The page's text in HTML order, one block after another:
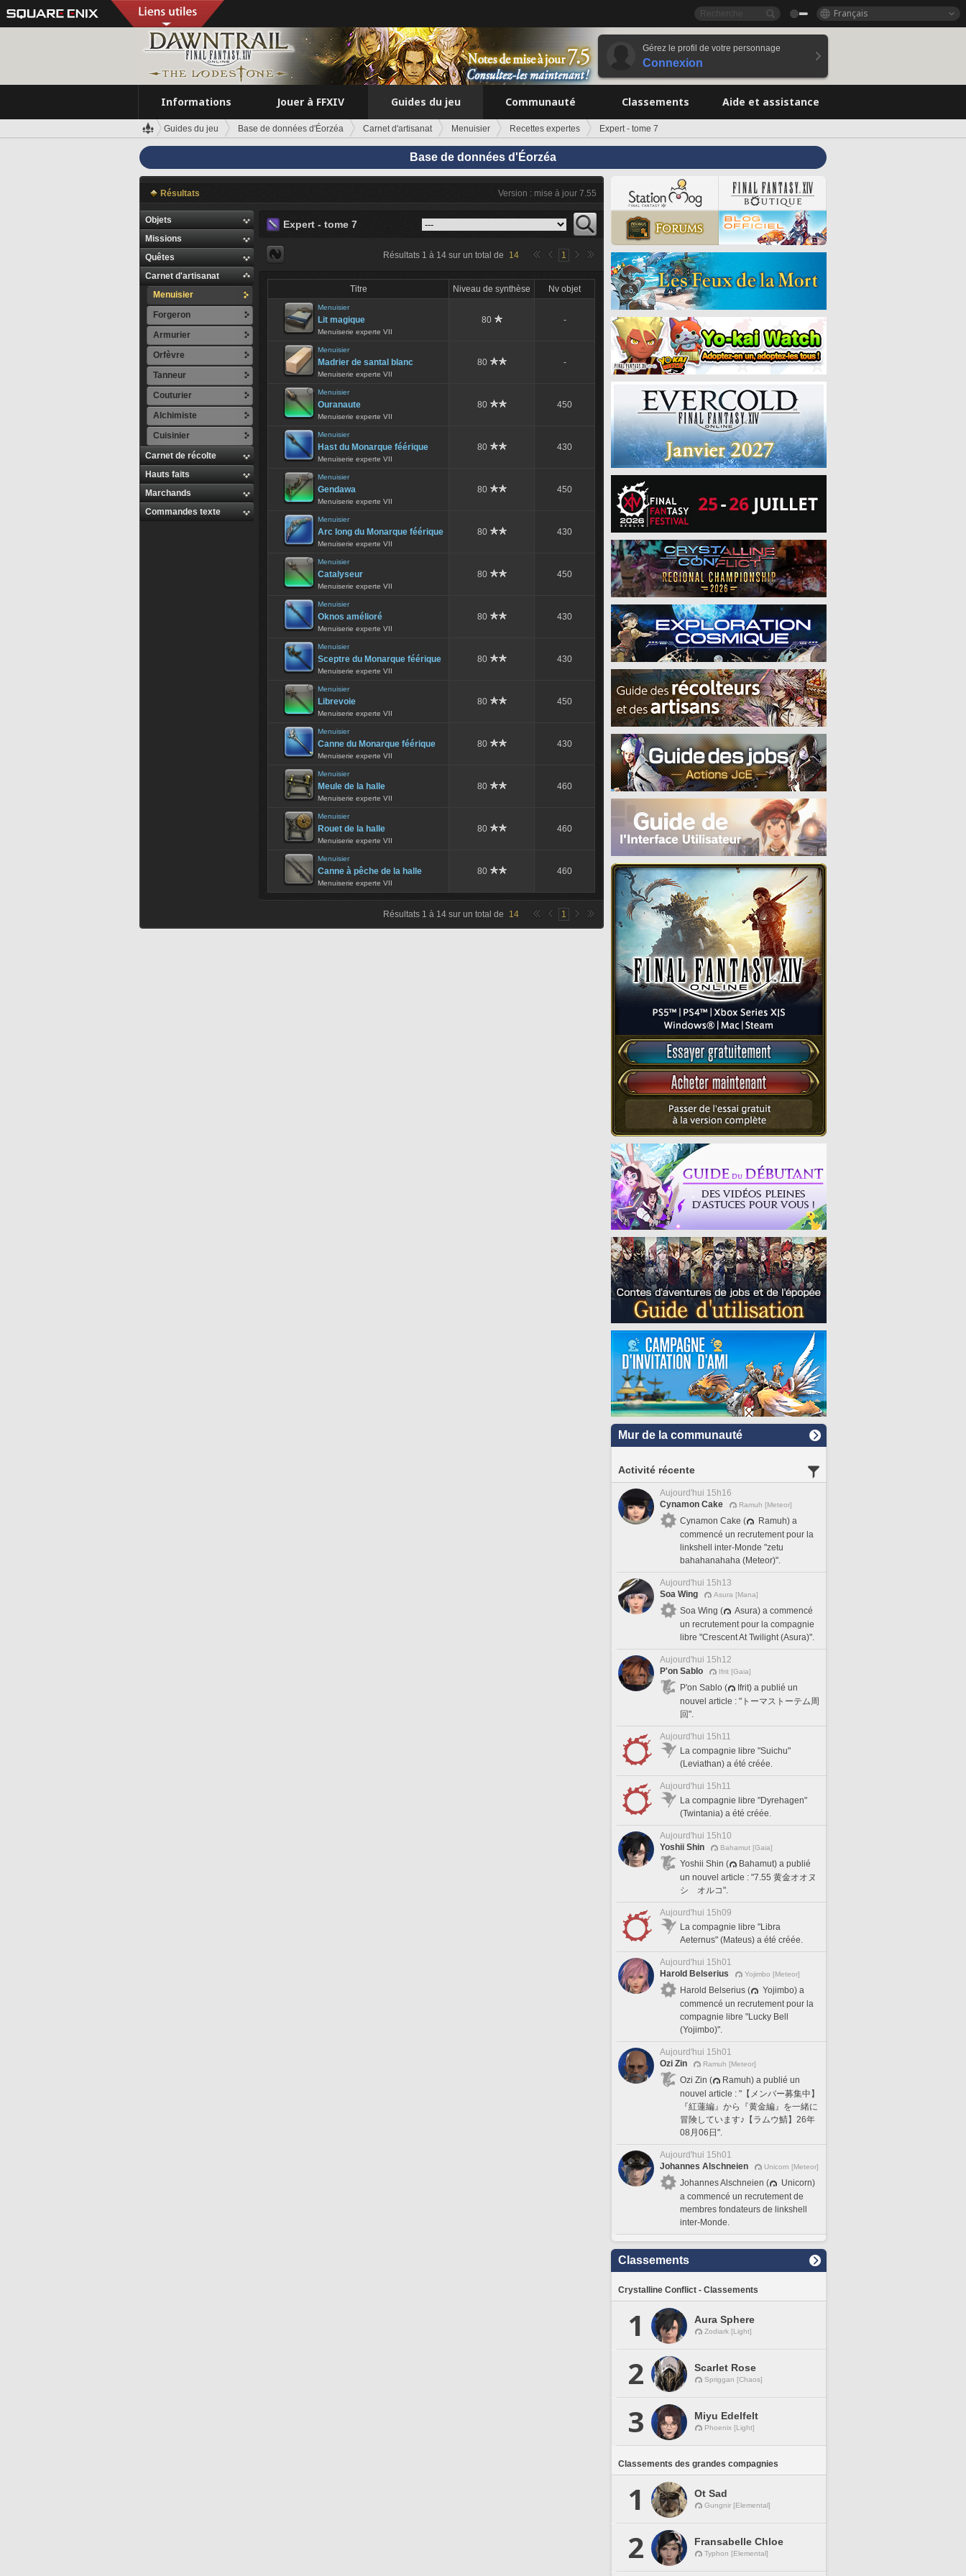
Français
Gérez le profil de votre personnage
Connexion
Informations Jouer à FFXIV Guides du jeu Communauté Classements Aide et assistance
Guides du jeu Base de données d'Éorzéa Carnet d'artisanat Menuisier Recettes expertes Expert - tome 7
Base de données d'Éorzéa
Résultats Version : mise à jour 7.55
Objets
Missions
Quêtes
Carnet d'artisanat
Menuisier
Forgeron
Armurier
Orfèvre
Tanneur
Couturier
Alchimiste
Cuisinier
Carnet de récolte
Hauts faits
Marchands
Commandes texte
Expert - tome 7
Résultats 1 à 14 sur un total de 14 1
Titre Niveau de synthèse Nv objet
Menuisier
Lit magique
Menuiserie experte VII
80 -
Menuisier
Madrier de santal blanc
Menuiserie experte VII
80 -
Menuisier
Ouranaute
Menuiserie experte VII
80 450
Menuisier
Hast du Monarque féérique
Menuiserie experte VII
80 430
Menuisier
Gendawa
Menuiserie experte VII
80 450
Menuisier
Arc long du Monarque féérique
Menuiserie experte VII
80 430
Menuisier
Catalyseur
Menuiserie experte VII
80 450
Menuisier
Oknos amélioré
Menuiserie experte VII
80 430
Menuisier
Sceptre du Monarque féérique
Menuiserie experte VII
80 430
Menuisier
Librevoie
Menuiserie experte VII
80 450
Menuisier
Canne du Monarque féérique
Menuiserie experte VII
80 430
Menuisier
Meule de la halle
Menuiserie experte VII
80 460
Menuisier
Rouet de la halle
Menuiserie experte VII
80 460
Menuisier
Canne à pêche de la halle
Menuiserie experte VII
80 460
Résultats 1 à 14 sur un total de 14 1
Mur de la communauté
Activité récente
Aujourd'hui 15h16
Cynamon Cake
Ramuh [Meteor]
Cynamon Cake (
Ramuh) a
commencé un recrutement pour la
linkshell inter-Monde "zetu
bahahanahaha (Meteor)".
Aujourd'hui 15h13
Soa Wing
Asura [Mana]
Soa Wing (
Asura) a commencé
un recrutement pour la compagnie
libre "Crescent At Twilight (Asura)".
Aujourd'hui 15h12
P'on Sablo
Ifrit [Gaia]
P'on Sablo (
Ifrit) a publié un
nouvel article : "トーマストーテム周
回".
Aujourd'hui 15h11
La compagnie libre "Suichu"
(Leviathan) a été créée.
Aujourd'hui 15h11
La compagnie libre "Dyrehagen"
(Twintania) a été créée.
Aujourd'hui 15h10
Yoshii Shin
Bahamut [Gaia]
Yoshii Shin (
Bahamut) a publié
un nouvel article : "7.55 黄金オオヌ
シ オルコ".
Aujourd'hui 15h09
La compagnie libre "Libra
Aeternus" (Mateus) a été créée.
Aujourd'hui 15h01
Harold Belserius
Yojimbo [Meteor]
Harold Belserius (
Yojimbo) a
commencé un recrutement pour la
compagnie libre "Lucky Bell
(Yojimbo)".
Aujourd'hui 15h01
Ozi Zin
Ramuh [Meteor]
Ozi Zin (
Ramuh) a publié un
nouvel article : "【メンバー募集中】
『紅蓮編』から『黄金編』を一緒に
冒険しています♪【ラムウ鯖】26年
08月06日".
Aujourd'hui 15h01
Johannes Alschneien
Unicorn [Meteor]
Johannes Alschneien (
Unicorn)
a commencé un recrutement de
membres fondateurs de linkshell
inter-Monde.
Classements
Crystalline Conflict - Classements
1 Aura Sphere
Zodiark [Light]
2 Scarlet Rose
Spriggan [Chaos]
3 Miyu Edelfelt
Phoenix [Light]
Classements des grandes compagnies
1 Ot Sad
Gungnir [Elemental]
2 Fransabelle Chloe
Typhon [Elemental]